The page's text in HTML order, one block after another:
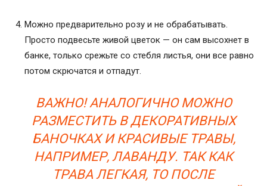
Можно предварительно розу и не обрабатывать.
Просто подвесьте живой цветок — он сам высохнет в
банке, только срежьте со стебля листья, они все равно
потом скрючатся и отпадут.
ВАЖНО! АНАЛОГИЧНО МОЖНО
РАЗМЕСТИТЬ В ДЕКОРАТИВНЫХ
БАНОЧКАХ И КРАСИВЫЕ ТРАВЫ,
НАПРИМЕР, ЛАВАНДУ. ТАК КАК
ТРАВА ЛЕГКАЯ, ТО ПОСЛЕ